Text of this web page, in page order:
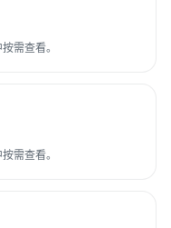
需查看。
需查看。